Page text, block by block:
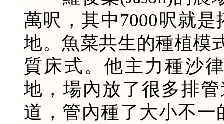
萬呎，其中7000呎就
地。魚菜共生的種植模
質床式。他主力種沙
地，場內放了很多排
道，管內種了大小不